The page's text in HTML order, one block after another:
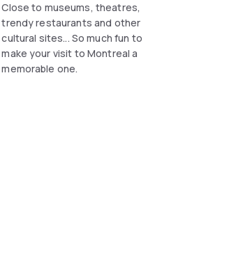
Close to museums, theatres,
trendy restaurants and other
cultural sites... So much fun to
make your visit to Montreal a
memorable one.